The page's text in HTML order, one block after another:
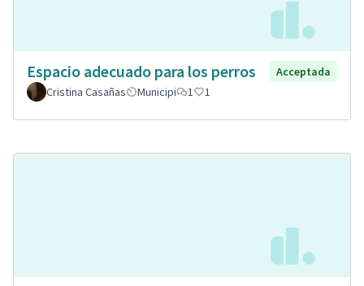
Espacio adecuado para los perros
Acceptada
Cristina Casañas
Municipi 1 1